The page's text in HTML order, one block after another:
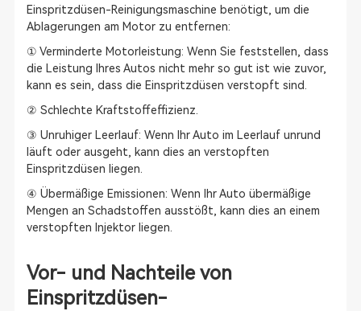
Einspritzdüsen-Reinigungsmaschine benötigt, um die
Ablagerungen am Motor zu entfernen:
① Verminderte Motorleistung: Wenn Sie feststellen, dass
die Leistung Ihres Autos nicht mehr so gut ist wie zuvor,
kann es sein, dass die Einspritzdüsen verstopft sind.
② Schlechte Kraftstoffeffizienz.
③ Unruhiger Leerlauf: Wenn Ihr Auto im Leerlauf unrund
läuft oder ausgeht, kann dies an verstopften
Einspritzdüsen liegen.
④ Übermäßige Emissionen: Wenn Ihr Auto übermäßige
Mengen an Schadstoffen ausstößt, kann dies an einem
verstopften Injektor liegen.
Vor- und Nachteile von
Einspritzdüsen-